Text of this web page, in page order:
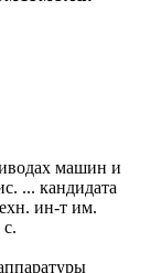
машин и
... кандидата
ин-т им.